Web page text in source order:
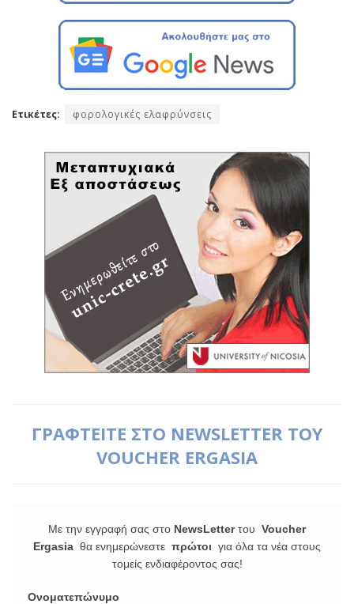
Ετικέτες: φορολογικές ελαφρύνσεις
ΓΡΑΦΤΕΙΤΕ ΣΤΟ NEWSLETTER ΤΟΥ
VOUCHER ERGASIA
Με την εγγραφή σας στο NewsLetterτου Voucher
Ergasia θα ενημερώνεστε πρώτοι για όλα τα νέα στους
τομείς ενδιαφέροντος σας!
Ονοματεπώνυμο